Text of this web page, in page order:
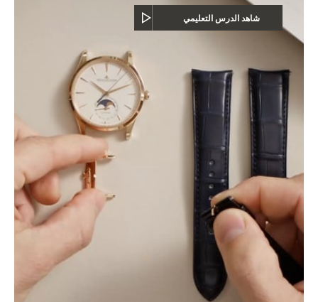
شاهد الدرس التعليمي